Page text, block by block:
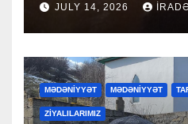
JULY 14, 2026
MƏDƏNİYYƏT MƏDƏNİYYƏT
ZİYALILARIMIZ